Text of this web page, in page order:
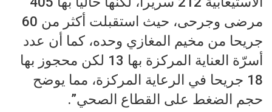
مرضى وجرحى، حيث استقبلت أكثر من 60
جريحا من مخيم المغازي وحده، كما أن عدد
أسرّة العناية المركزة بها 13 لكن محجوز بها
18 جريحا في الرعاية المركزة، مما يوضح
حجم الضغط على القطاع الصحي”.